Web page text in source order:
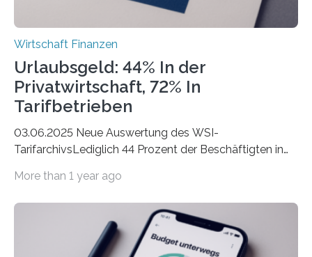
Wirtschaft Finanzen
Urlaubsgeld: 44% In der
Privatwirtschaft, 72% In
Tarifbetrieben
03.06.2025 Neue Auswertung des WSI-
TarifarchivsLediglich 44 Prozent der Beschäftigten in
tarifgebundenen Betrieben ist der Anteil mit 72 Prozent
Unterkünfte fast überall deutlich teurer geworden. Für
viele Beschäftigte ist deshalb das zumeist im Juni oder
Juli ausgezahlte Urlaubsgeld ein wichtiger Faktor, um
More than 1 year ago